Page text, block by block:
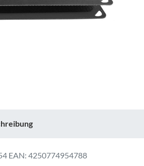
EAN: 4250774954788